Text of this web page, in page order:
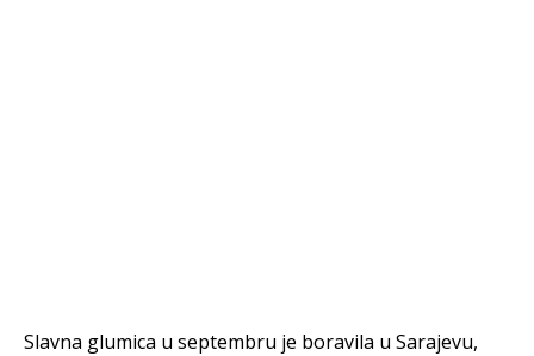
Slavna glumica u septembru je boravila u Sarajevu,